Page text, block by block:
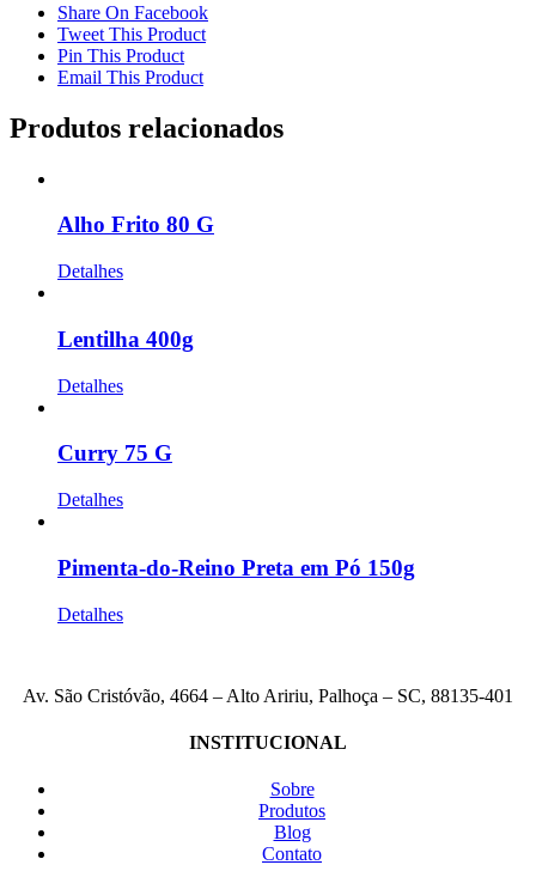
Share On Facebook
Tweet This Product
Pin This Product
Email This Product
Produtos relacionados
Alho Frito 80 G
Detalhes
Lentilha 400g
Detalhes
Curry 75 G
Detalhes
Pimenta-do-Reino Preta em Pó 150g
Detalhes
Av. São Cristóvão, 4664 – Alto Aririu, Palhoça – SC, 88135-401
INSTITUCIONAL
Sobre
Produtos
Blog
Contato